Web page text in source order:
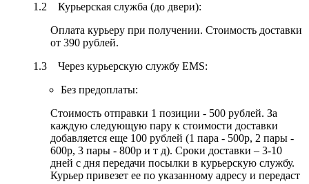
1.2 Курьерская служба (до двери):
Оплата курьеру при получении. Стоимость доставки
от 390 рублей.
1.3 Через курьерскую службу EMS:
Без предоплаты:
Стоимость отправки 1 позиции - 500 рублей. За
каждую следующую пару к стоимости доставки
добавляется еще 100 рублей (1 пара - 500р, 2 пары -
600р, 3 пары - 800р и т д). Сроки доставки – 3-10
дней с дня передачи посылки в курьерскую службу.
Курьер привезет ее по указанному адресу и передаст